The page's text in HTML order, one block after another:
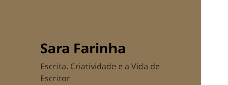
Sara Farinha
Escrita, Criatividade e a Vida de
Escritor